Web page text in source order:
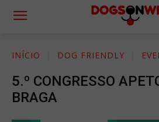
INÍCIO DOG FRIENDLY
5.º CONGRESSO
BRAGA